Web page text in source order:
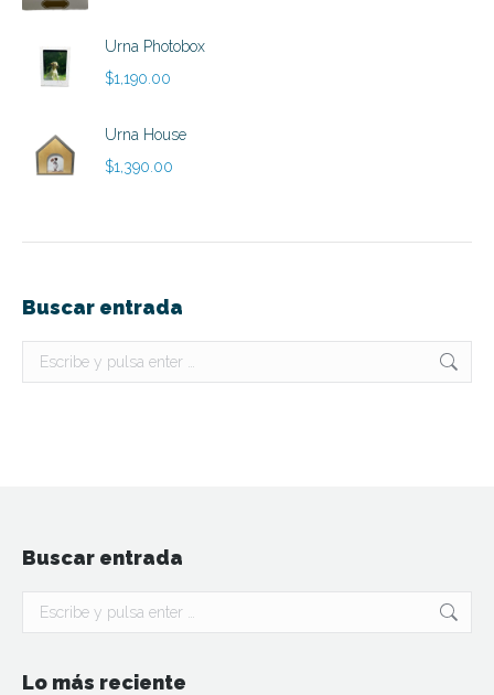
Urna Photobox
$1,190.00
Urna House
$1,390.00
Buscar entrada
Buscar:
Buscar entrada
Buscar:
Lo más reciente